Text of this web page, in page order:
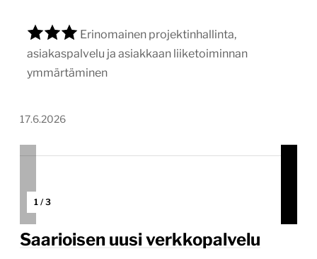
Erinomainen projektinhallinta,
asiakaspalvelu ja asiakkaan liiketoiminnan
ymmärtäminen
17.6.2026
1 / 3
Saarioisen uusi verkkopalvelu